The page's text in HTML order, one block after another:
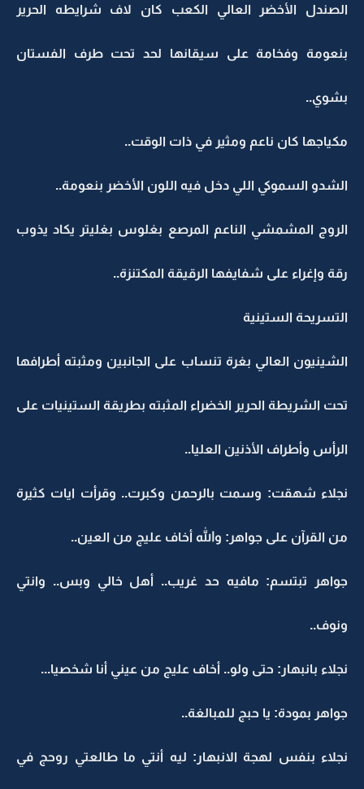
الصندل الأخضر العالي الكعب كان لاف شرايطه الحرير
بنعومة وفخامة على سيقانها لحد تحت طرف الفستان
بشوي..
مكياجها كان ناعم ومثير في ذات الوقت..
الشدو السموكي اللي دخل فيه اللون الأخضر بنعومة..
الروج المشمشي الناعم المرصع بغلوس بغليتر يكاد يذوب
رقة وإغراء على شفايفها الرقيقة المكتنزة..
التسريحة الستينية
الشينيون العالي بغرة تنساب على الجانبين ومثبته أطرافها
تحت الشريطة الحرير الخضراء المثبته بطريقة الستينيات على
الرأس وأطراف الأذنين العليا..
نجلاء شهقت: وسمت بالرحمن وكبرت.. وقرأت ايات كثيرة
من القرآن على جواهر: والله أخاف عليج من العين..
جواهر تبتسم: مافيه حد غريب.. أهل خالي وبس.. وانتي
ونوف..
نجلاء بانبهار: حتى ولو.. أخاف عليج من عيني أنا شخصيا...
جواهر بمودة: يا حبج للمبالغة..
نجلاء بنفس لهجة الانبهار: ليه أنتي ما طالعتي روحج في